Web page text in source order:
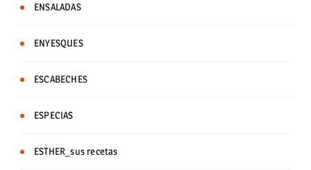
ENSALADAS
ENYESQUES
ESCABECHES
ESPECIAS
ESTHER_sus recetas